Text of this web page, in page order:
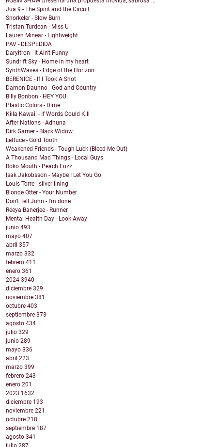
Jua 9 - The Spirit and the Circuit
Snorkeler - Slow Burn
Tristan Turdean - Miss U
Lauren Minear - Lightweight
PAV - DESPEDIDA
Daryltron - It Ain't Funny
Sundrift Sky - Home in my heart
SynthWaves - Edge of the Horizon
BERENICE - If I Took A Shot
Damon Daunno - God and Country
Billy Bonbon - HEY YOU
Plastic Colors - Dime
Killa Kawaii - If Words Could Kill
After Nations - Adhuna
Dirk Garner - Black Widow
Lettuce - Gold Tooth
Weakened Friends - Tough Luck (Bleed Me Out)
A Thousand Mad Things - Local Guys
Roko Mouth - Peach Fuzz
Isak Jakobsson - Maybe I Let You Go
Louis Torre - silver lining
Blonde Otter - Your Number
Don't Tell John - I'm done
Reeya Banerjee - Runner
Mental Health Day - Look Away
junio 493
mayo 407
abril 357
marzo 332
febrero 411
enero 361
2024 3940
diciembre 329
noviembre 381
octubre 403
septiembre 373
agosto 434
julio 329
junio 289
mayo 336
abril 223
marzo 399
febrero 243
enero 201
2023 1632
diciembre 193
noviembre 221
octubre 218
septiembre 187
agosto 341
julio 287